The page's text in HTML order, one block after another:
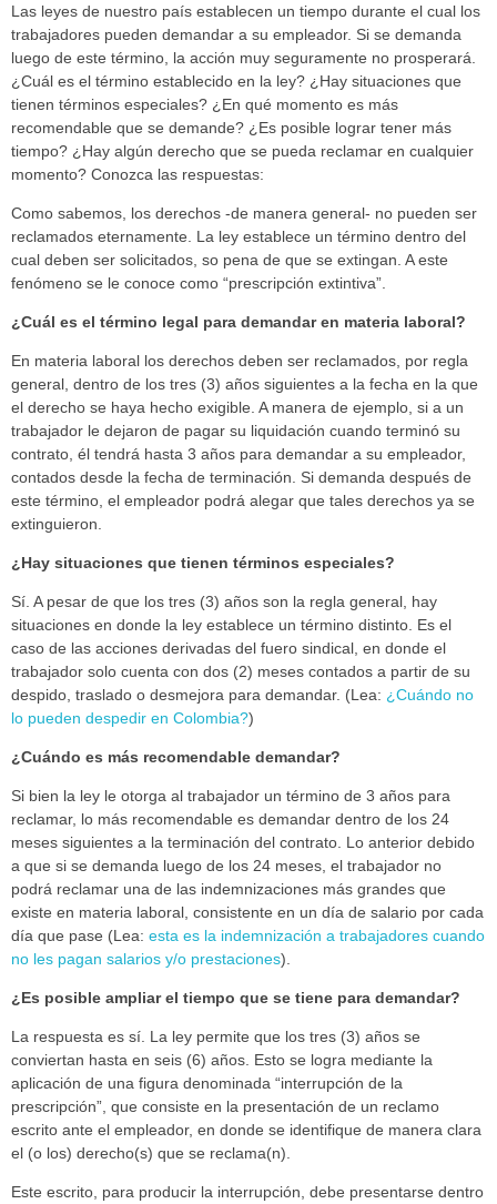
Las leyes de nuestro país establecen un tiempo durante el cual los
trabajadores pueden demandar a su empleador. Si se demanda
luego de este término, la acción muy seguramente no prosperará.
¿Cuál es el término establecido en la ley? ¿Hay situaciones que
tienen términos especiales? ¿En qué momento es más
recomendable que se demande? ¿Es posible lograr tener más
tiempo? ¿Hay algún derecho que se pueda reclamar en cualquier
momento? Conozca las respuestas:
Como sabemos, los derechos -de manera general- no pueden ser
reclamados eternamente. La ley establece un término dentro del
cual deben ser solicitados, so pena de que se extingan. A este
fenómeno se le conoce como “prescripción extintiva”.
¿Cuál es el término legal para demandar en materia laboral?
En materia laboral los derechos deben ser reclamados, por regla
general, dentro de los tres (3) años siguientes a la fecha en la que
el derecho se haya hecho exigible. A manera de ejemplo, si a un
trabajador le dejaron de pagar su liquidación cuando terminó su
contrato, él tendrá hasta 3 años para demandar a su empleador,
contados desde la fecha de terminación. Si demanda después de
este término, el empleador podrá alegar que tales derechos ya se
extinguieron.
¿Hay situaciones que tienen términos especiales?
Sí. A pesar de que los tres (3) años son la regla general, hay
situaciones en donde la ley establece un término distinto. Es el
caso de las acciones derivadas del fuero sindical, en donde el
trabajador solo cuenta con dos (2) meses contados a partir de su
despido, traslado o desmejora para demandar. (Lea: ¿Cuándo no
lo pueden despedir en Colombia?)
¿Cuándo es más recomendable demandar?
Si bien la ley le otorga al trabajador un término de 3 años para
reclamar, lo más recomendable es demandar dentro de los 24
meses siguientes a la terminación del contrato. Lo anterior debido
a que si se demanda luego de los 24 meses, el trabajador no
podrá reclamar una de las indemnizaciones más grandes que
existe en materia laboral, consistente en un día de salario por cada
día que pase (Lea: esta es la indemnización a trabajadores cuando
no les pagan salarios y/o prestaciones).
¿Es posible ampliar el tiempo que se tiene para demandar?
La respuesta es sí. La ley permite que los tres (3) años se
conviertan hasta en seis (6) años. Esto se logra mediante la
aplicación de una figura denominada “interrupción de la
prescripción”, que consiste en la presentación de un reclamo
escrito ante el empleador, en donde se identifique de manera clara
el (o los) derecho(s) que se reclama(n).
Este escrito, para producir la interrupción, debe presentarse dentro